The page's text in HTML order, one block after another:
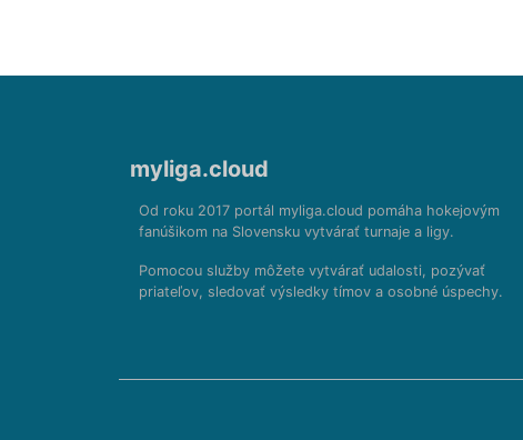
myliga.cloud
Od roku 2017 portál myliga.cloud pomáha hokejovým
fanúšikom na Slovensku vytvárať turnaje a ligy.
Pomocou služby môžete vytvárať udalosti, pozývať
priateľov, sledovať výsledky tímov a osobné úspechy.